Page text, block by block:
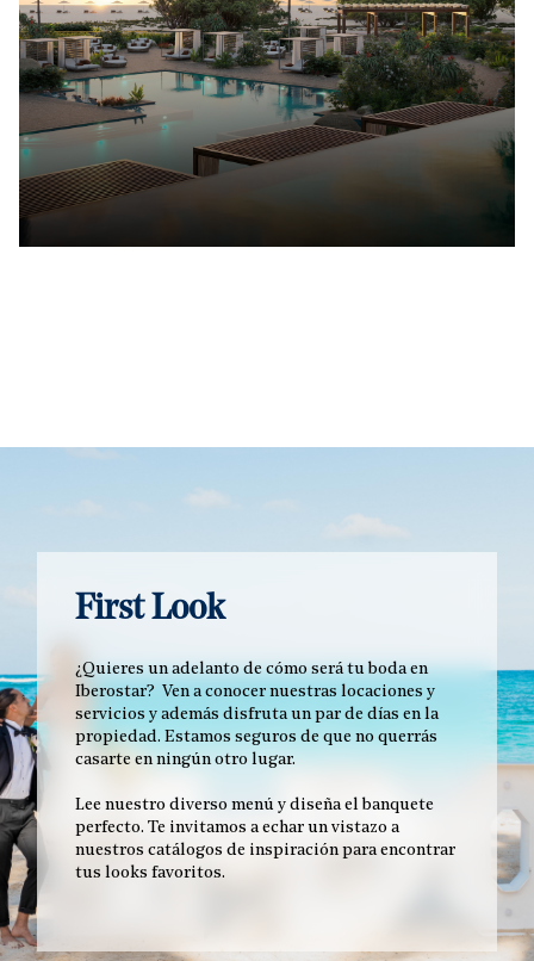
First Look
¿Quieres un adelanto de cómo será tu boda en
Iberostar? Ven a conocer nuestras locaciones y
servicios y además disfruta un par de días en la
propiedad. Estamos seguros de que no querrás
casarte en ningún otro lugar.
Lee nuestro diverso menú y diseña el banquete
perfecto. Te invitamos a echar un vistazo a
nuestros catálogos de inspiración para encontrar
tus looks favoritos.